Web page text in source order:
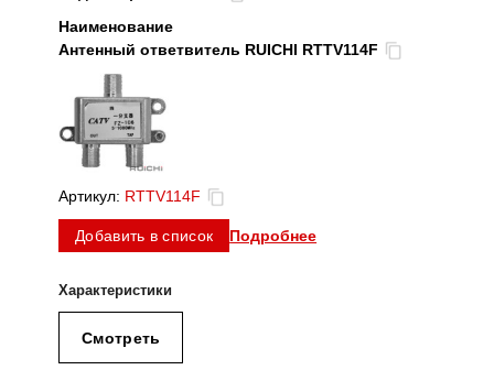
Антенный ответвитель RUICHI RTTV114F
Артикул: RTTV114F
Добавить в список Подробнее
Смотреть